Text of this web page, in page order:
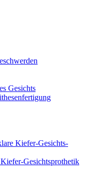
Gesichts
Kiefer-Gesichts-
Gesichtsprothetik